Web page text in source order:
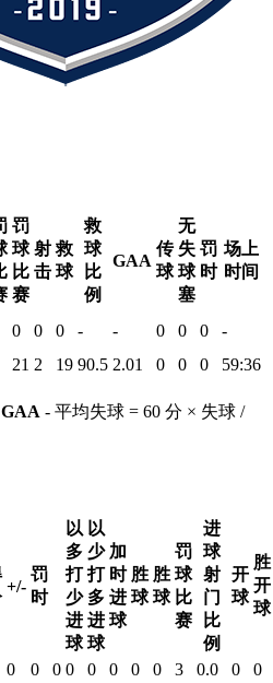
罚
球
比
赛
射
击
救
球
救
球
比
例
GAA
传
球
无
失
球
塞
罚
时
场上
时间
0 0 0 - - 0 0 0
-
21 2 19 90.5 2.01 0 0 0
59:36
GAA - 平均失球 = 60 分 × 失球 /
+/-
罚
时
以
多
打
少
进
球
以
少
打
多
进
球
加
时
进
球
胜
球
胜
球
罚
球
比
赛
进
球
射
门
比
例
开
球
胜
开
球
0 0 0 0 0 0 0 0 3 0.0 0
0